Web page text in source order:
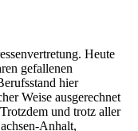
Heute
gefallenen
hier
Weise ausgerechnet
und trotz aller
Anhalt,